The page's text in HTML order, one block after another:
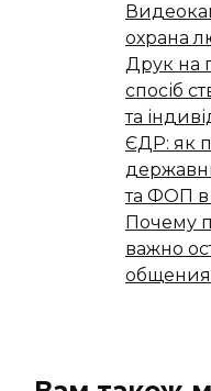
охрана
Друк на
спосіб
та
ЄДР: як
та ФОП в
Почему
важно
общения